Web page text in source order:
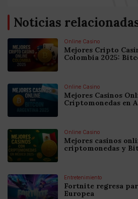
Noticias
Online Casino
Mejores Cripto
Colombia 2025:
Online Casino
Mejores Casinos
Criptomonedas en
Online Casino
Mejores casinos
criptomonedas y
Entretenimiento
Fortnite regresa
Europea